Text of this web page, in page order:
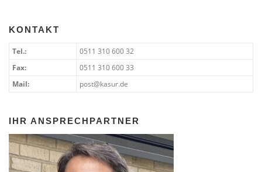
KONTAKT
Tel.:
0511 310 600 32
Fax:
0511 310 600 33
Mail:
post@kasur.de
IHR ANSPRECHPARTNER